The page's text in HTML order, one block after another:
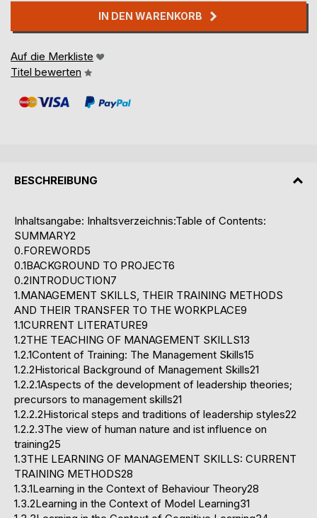
IN DEN WARENKORB
Auf die Merkliste
Titel bewerten
BESCHREIBUNG
Inhaltsangabe: Inhaltsverzeichnis:Table of Contents:
SUMMARY2
0.FOREWORD5
0.1BACKGROUND TO PROJECT6
0.2INTRODUCTION7
1.MANAGEMENT SKILLS, THEIR TRAINING METHODS
AND THEIR TRANSFER TO THE WORKPLACE9
1.1CURRENT LITERATURE9
1.2THE TEACHING OF MANAGEMENT SKILLS13
1.2.1Content of Training: The Management Skills15
1.2.2Historical Background of Management Skills21
1.2.2.1Aspects of the development of leadership theories;
precursors to management skills21
1.2.2.2Historical steps and traditions of leadership styles22
1.2.2.3The view of human nature and ist influence on
training25
1.3THE LEARNING OF MANAGEMENT SKILLS: CURRENT
TRAINING METHODS28
1.3.1Learning in the Context of Behaviour Theory28
1.3.2Learning in the Context of Model Learning31